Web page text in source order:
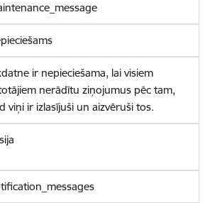
ir nepieciešama, lai visiem
nerādītu ziņojumus pēc tam,
viņi ir izlasījuši un aizvēruši tos.